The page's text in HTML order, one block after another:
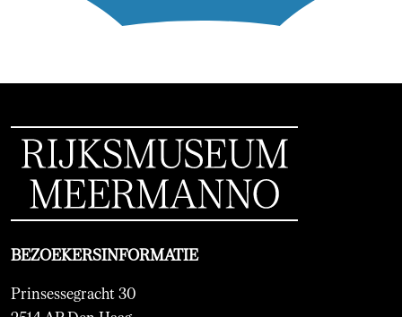
BEZOEKERSINFORMATIE
Prinsessegracht 30